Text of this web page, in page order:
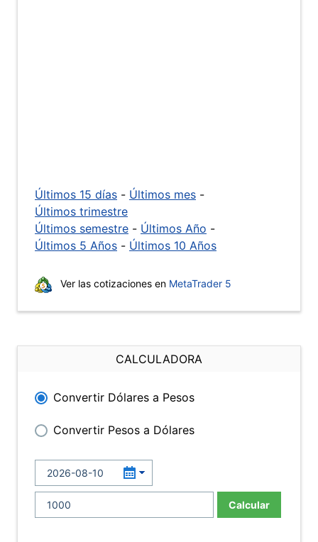
Últimos 15 días - Últimos mes -
Últimos trimestre
Últimos semestre - Últimos Año -
Últimos 5 Años - Últimos 10 Años
Ver las cotizaciones en MetaTrader 5
CALCULADORA
Convertir Dólares a Pesos
Convertir Pesos a Dólares
Calcular